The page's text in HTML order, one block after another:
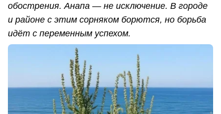
обострения. Анапа — не исключение. В городе
и районе с этим сорняком борются, но борьба
идёт с переменным успехом.